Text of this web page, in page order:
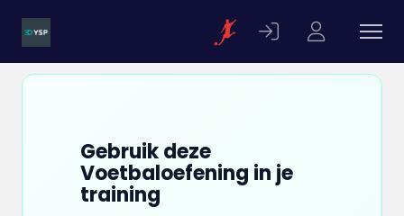
Gebruik deze
Voetbaloefening in je
training